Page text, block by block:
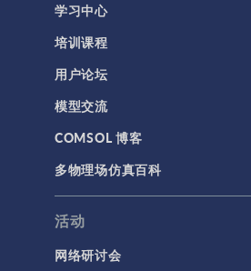
结构力学
结构动力学
API
代理模型
仿真 App
基于方程建模
学习中心
培训课程
用户论坛
模型交流
COMSOL 博客
多物理场仿真百科
活动
网络研讨会